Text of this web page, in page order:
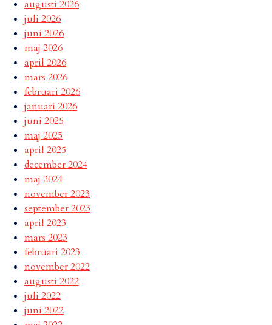
augusti 2026
juli 2026
juni 2026
maj 2026
april 2026
mars 2026
februari 2026
januari 2026
juni 2025
maj 2025
april 2025
december 2024
maj 2024
november 2023
september 2023
april 2023
mars 2023
februari 2023
november 2022
augusti 2022
juli 2022
juni 2022